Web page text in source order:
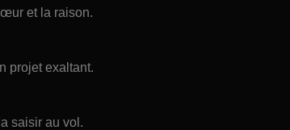
et la raison.
projet exaltant.
saisir au vol.